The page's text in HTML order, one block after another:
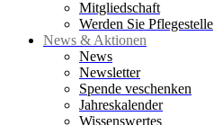
Mitgliedschaft
Werden Sie Pflegestelle
News & Aktionen
News
Newsletter
Spende veschenken
Jahreskalender
Wissenswertes